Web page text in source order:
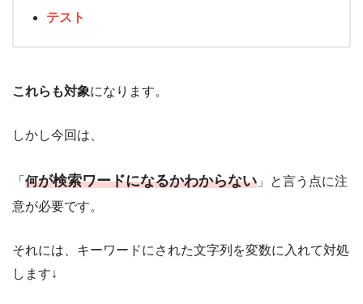
テスト
これらも対象になります。
しかし今回は、
「 何が検索ワードになるかわからない 」と言う点に注
意が必要です。
それには、キーワードにされた文字列を変数に入れて対処
します↓